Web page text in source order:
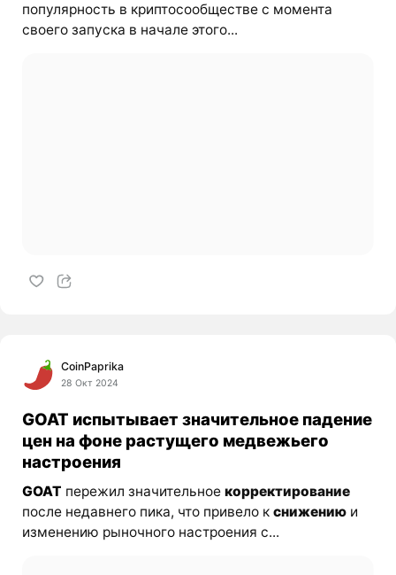
популярность в криптосообществе с момента
своего запуска в начале этого...
CoinPaprika
28 Окт 2024
GOAT испытывает значительное падение
цен на фоне растущего медвежьего
настроения
GOAT пережил значительное корректирование
после недавнего пика, что привело к снижениюи
изменению рыночного настроения с...